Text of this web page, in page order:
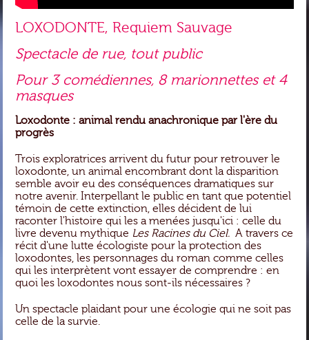
LOXODONTE, Requiem Sauvage
Spectacle de rue, tout public
Pour 3 comédiennes, 8 marionnettes et 4
masques
Loxodonte : animal rendu anachronique par l'ère du
progrès
Trois exploratrices arrivent du futur pour retrouver le
loxodonte, un animal encombrant dont la disparition
semble avoir eu des conséquences dramatiques sur
notre avenir. Interpellant le public en tant que potentiel
témoin de cette extinction, elles décident de lui
raconter l'histoire qui les a menées jusqu'ici : celle du
livre devenu mythique Les Racines du Ciel. A travers ce
récit d'une lutte écologiste pour la protection des
loxodontes, les personnages du roman comme celles
qui les interprètent vont essayer de comprendre : en
quoi les loxodontes nous sont-ils nécessaires ?
Un spectacle plaidant pour une écologie qui ne soit pas
celle de la survie.